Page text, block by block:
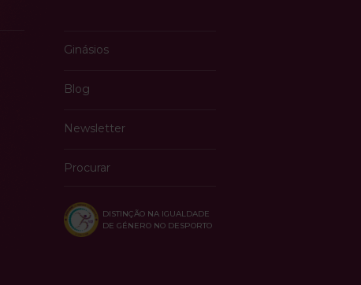
Ginásios
Blog
Newsletter
Procurar
DISTINÇÃO NA IGUALDADE
DE GÉNERO NO DESPORTO